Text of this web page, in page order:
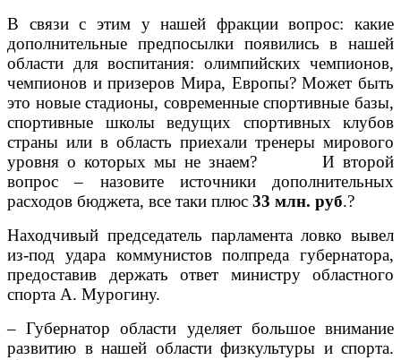
В связи с этим у нашей фракции вопрос: какие
дополнительные предпосылки появились в нашей
области для воспитания: олимпийских чемпионов,
чемпионов и призеров Мира, Европы? Может быть
это новые стадионы, современные спортивные базы,
спортивные школы ведущих спортивных клубов
страны или в область приехали тренеры мирового
уровня о которых мы не знаем? И второй
вопрос – назовите источники дополнительных
расходов бюджета, все таки плюс 33 млн. руб.?
Находчивый председатель парламента ловко вывел
из-под удара коммунистов полпреда губернатора,
предоставив держать ответ министру областного
спорта А. Мурогину.
– Губернатор области уделяет большое внимание
развитию в нашей области физкультуры и спорта.